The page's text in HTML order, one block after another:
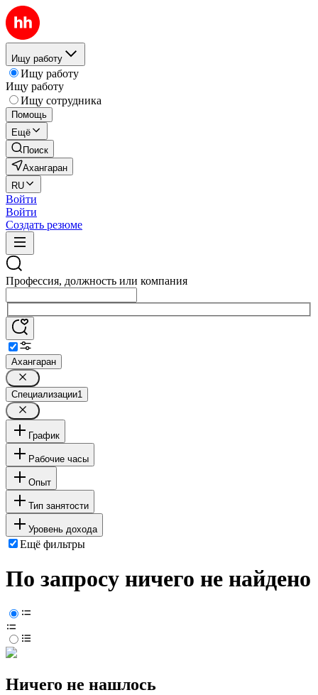
Ищу работу
Ищу работу
Ищу работу
Ищу сотрудника
Помощь
Ещё
Поиск
Ахангаран
RU
Войти
Войти
Создать резюме
Профессия, должность или компания
Ахангаран
Специализации1
График
Рабочие часы
Опыт
Тип занятости
Уровень дохода
Ещё фильтры
По запросу ничего не найдено
Ничего не нашлось